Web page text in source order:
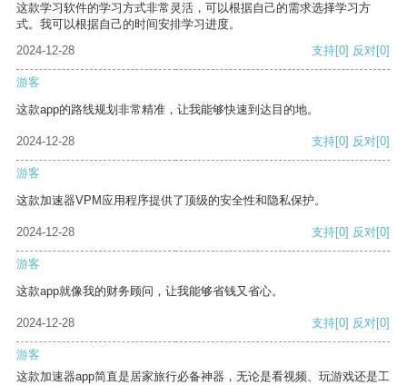
这款学习软件的学习方式非常灵活，可以根据自己的需求选择学习方
式。我可以根据自己的时间安排学习进度。
2024-12-28
支持[0] 反对[0]
游客
这款app的路线规划非常精准，让我能够快速到达目的地。
2024-12-28 支持[0] 反对[0]
游客
这款加速器VPM应用程序提供了顶级的安全性和隐私保护。
2024-12-28 支持[0] 反对[0]
游客
这款app就像我的财务顾问，让我能够省钱又省心。
2024-12-28 支持[0] 反对[0]
游客
这款加速器app简直是居家旅行必备神器，无论是看视频、玩游戏还是工